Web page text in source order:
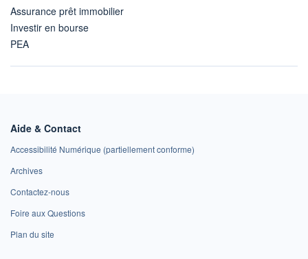
Assurance prêt immobilier
Investir en bourse
PEA
Aide & Contact
Accessibilité Numérique (partiellement conforme)
Archives
Contactez-nous
Foire aux Questions
Plan du site